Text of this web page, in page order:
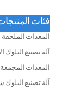
فئات
المعدات الملحقة
آلة تصنيع البلوك
المعدات المجمعة
آلة تصنيع البلوك